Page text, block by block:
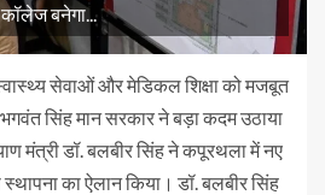
बनेगा...
सेवाओं और मेडिकल शिक्षा को मजबूत
सिंह मान सरकार ने बड़ा कदम उठाया
मंत्री डॉ. बलबीर सिंह ने कपूरथला में नए
का ऐलान किया। डॉ. बलबीर सिंह